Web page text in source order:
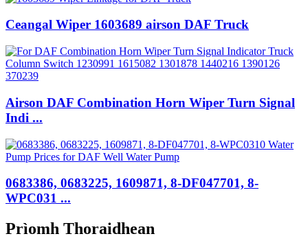
Ceangal Wiper 1603689 airson DAF Truck
Airson DAF Combination Horn Wiper Turn Signal
Indi ...
0683386, 0683225, 1609871, 8-DF047701, 8-
WPC031 ...
Prìomh Thoraidhean